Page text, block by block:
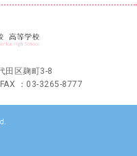
田区麹町3-8
：03-3265-8777